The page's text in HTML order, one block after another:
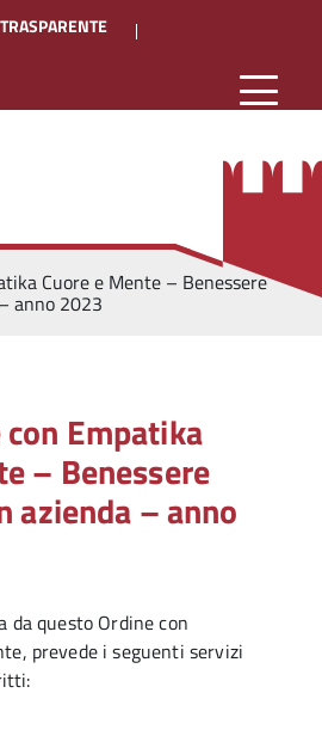
Cuore e Mente – Benessere
anno 2023
Empatika
– Benessere
azienda – anno
da questo Ordine con
prevede i seguenti servizi